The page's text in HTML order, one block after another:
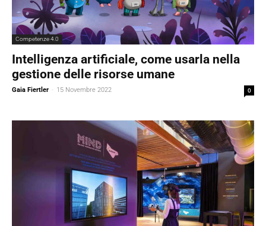
Competenze 4.0
Intelligenza artificiale, come usarla nella
gestione delle risorse umane
Gaia Fiertler - 15 Novembre 2022 0